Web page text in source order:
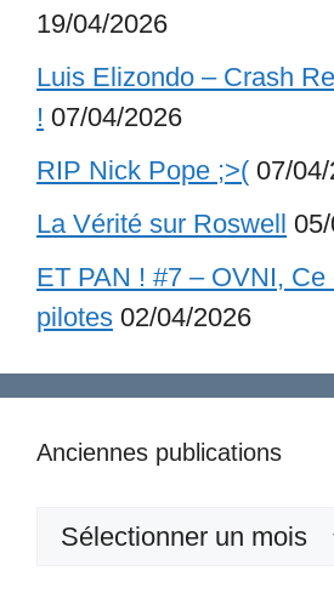
19/04/2026
Luis Elizondo – Crash
! 07/04/2026
RIP Nick Pope ;>( 07/
La Vérité sur Roswell
ET PAN ! #7 – OVNI,
pilotes 02/04/2026
Anciennes publications
Anciennes